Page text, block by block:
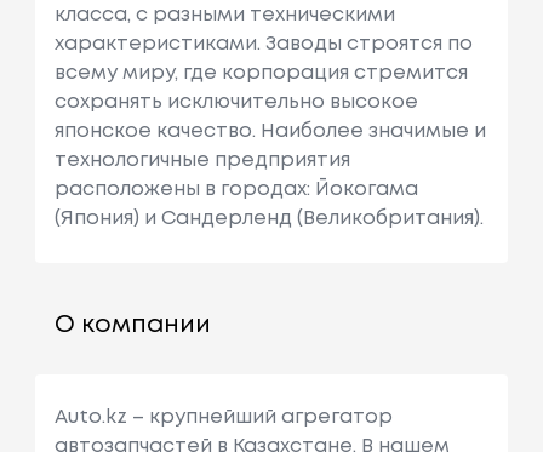
класса, с разными техническими
характеристиками. Заводы строятся по
всему миру, где корпорация стремится
сохранять исключительно высокое
японское качество. Наиболее значимые и
технологичные предприятия
расположены в городах: Йокогама
(Япония) и Сандерленд (Великобритания).
О компании
Auto.kz – крупнейший агрегатор
автозапчастей в Казахстане. В нашем